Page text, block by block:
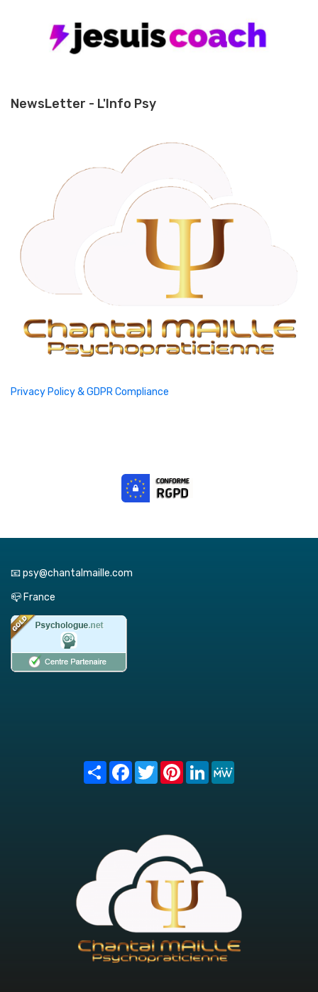
NewsLetter - L'Info Psy
Privacy Policy & GDPR Compliance
📧 psy@chantalmaille.com
📪 France
Share FacebookTwitterPinterest
LinkedIn